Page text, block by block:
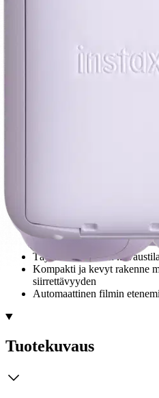
Tarkista
Sisäänrakennettu salama,
Täysautomaattinen
Kompakti ja kevyt rakenne
siirrettävyyden
Automaattinen filmin
Tuotekuvaus